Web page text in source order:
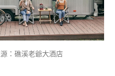
：礁溪老爺大酒店